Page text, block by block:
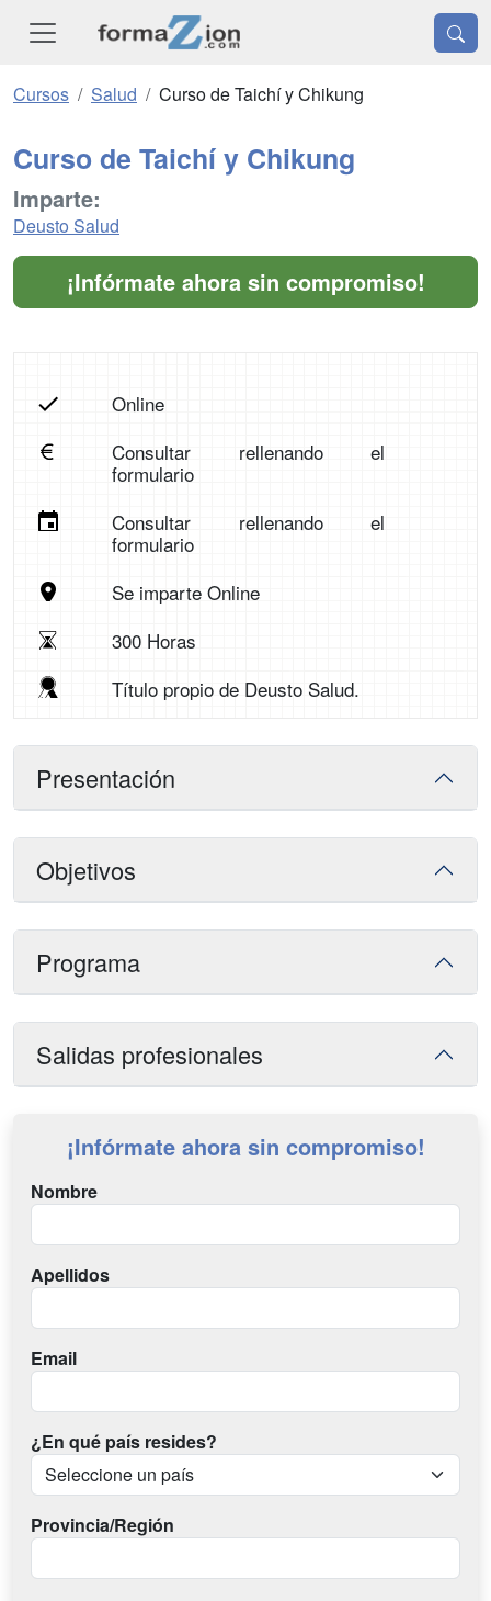
Cursos Salud Curso de Taichí y Chikung
Curso de Taichí y Chikung
Imparte:
Deusto Salud
¡Infórmate ahora sin compromiso!
Online
Consultar rellenando el
formulario
Consultar rellenando el
formulario
Se imparte Online
300 Horas
Título propio de Deusto Salud.
Presentación
Objetivos
Programa
Salidas profesionales
¡Infórmate ahora sin compromiso!
Nombre
Apellidos
Email
¿En qué país resides?
Provincia/Región